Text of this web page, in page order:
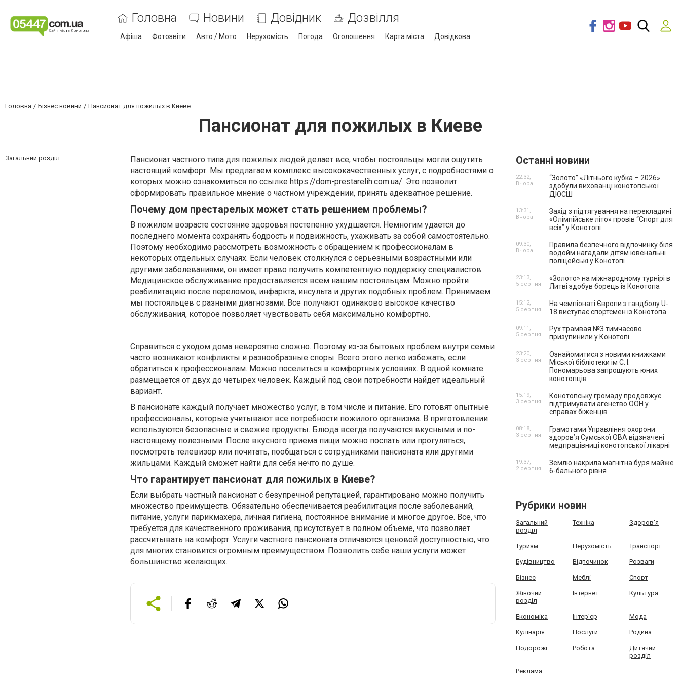
Головна Новини Довідник Дозвілля
Афіша Фотозвіти Авто / Мото Нерухомість Погода Оголошення Карта міста Довідкова
Головна Бізнес новини Пансионат для пожилых в Киеве
Пансионат для пожилых в Киеве
Загальний розділ
Пансионат частного типа для пожилых людей делает все, чтобы постояльцы могли ощутить
настоящий комфорт. Мы предлагаем комплекс высококачественных услуг, с подробностями о
которых можно ознакомиться по ссылке https://dom-prestarelih.com.ua/. Это позволит
сформировать правильное мнение о частном учреждении, принять адекватное решение.
Почему дом престарелых может стать решением проблемы?
В пожилом возрасте состояние здоровья постепенно ухудшается. Немногим удается до
последнего момента сохранять бодрость и подвижность, ухаживать за собой самостоятельно.
Поэтому необходимо рассмотреть возможность с обращением к профессионалам в
некоторых отдельных случаях. Если человек столкнулся с серьезными возрастными или
другими заболеваниями, он имеет право получить компетентную поддержку специалистов.
Медицинское обслуживание предоставляется всем нашим постояльцам. Можно пройти
реабилитацию после переломов, инфаркта, инсульта и других подобных проблем. Принимаем
мы постояльцев с разными диагнозами. Все получают одинаково высокое качество
обслуживания, которое позволяет чувствовать себя максимально комфортно.
Справиться с уходом дома невероятно сложно. Поэтому из-за бытовых проблем внутри семьи
часто возникают конфликты и разнообразные споры. Всего этого легко избежать, если
обратиться к профессионалам. Можно поселиться в комфортных условиях. В одной комнате
размещается от двух до четырех человек. Каждый под свои потребности найдет идеальный
вариант.
В пансионате каждый получает множество услуг, в том числе и питание. Его готовят опытные
профессионалы, которые учитывают все потребности пожилого организма. В приготовлении
используются безопасные и свежие продукты. Блюда всегда получаются вкусными и по-
настоящему полезными. После вкусного приема пищи можно поспать или прогуляться,
посмотреть телевизор или почитать, пообщаться с сотрудниками пансионата или другими
жильцами. Каждый сможет найти для себя нечто по душе.
Что гарантирует пансионат для пожилых в Киеве?
Если выбрать частный пансионат с безупречной репутацией, гарантировано можно получить
множество преимуществ. Обязательно обеспечивается реабилитация после заболеваний,
питание, услуги парикмахера, личная гигиена, постоянное внимание и многое другое. Все, что
требуется для качественного проживания, присутствует в полном объеме, что позволяет
рассчитывать на комфорт. Услуги частного пансионата отличаются ценовой доступностью, что
для многих становится огромным преимуществом. Позволить себе наши услуги может
большинство желающих.
Останні новини
“Золото” «Літнього кубка – 2026»
здобули вихованці конотопської
ДЮСШ
22:32,
Вчора
Захід з підтягування на перекладині
«Олімпійське літо» провів “Спорт для
всіх” у Конотопі
13:31,
Вчора
Правила безпечного відпочинку біля
водойм нагадали дітям ювенальні
поліцейські у Конотопі
09:30,
Вчора
«Золото» на міжнародному турнірі в
Литві здобув борець із Конотопа
23:13,
5 серпня
На чемпіонаті Європи з гандболу U-
18 виступає спортсмен із Конотопа
15:12,
5 серпня
Рух трамвая №3 тимчасово
призупинили у Конотопі
09:11,
5 серпня
Ознайомитися з новими книжками
Міської бібліотеки ім С. І.
Пономарьова запрошують юних
конотопців
23:20,
3 серпня
Конотопську громаду продовжує
підтримувати агенство ООН у
справах біженців
15:19,
3 серпня
Грамотами Управління охорони
здоров’я Сумської ОВА відзначені
медпрацівниці конотопської лікарні
08:18,
3 серпня
Землю накрила магнітна буря майже
6-бального рівня
19:37,
2 серпня
Рубрики новин
Загальний
розділ
Техніка Здоров'я
Туризм Нерухомість Транспорт
Будівництво Відпочинок Розваги
Бізнес Меблі Спорт
Жіночий
розділ
Інтернет Культура
Економіка Інтер'єр Мода
Кулінарія Послуги Родина
Подорожі Робота
Дитячий
розділ
Реклама